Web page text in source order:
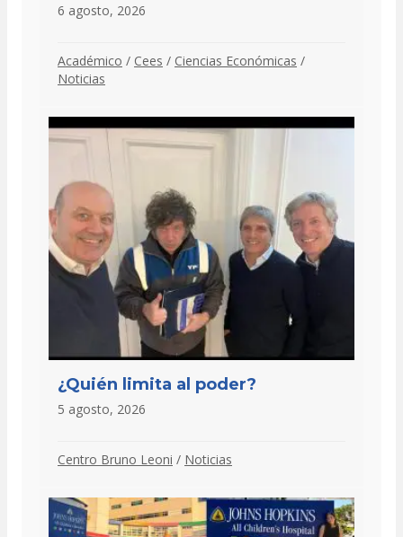
6 agosto, 2026
Académico / Cees / Ciencias Económicas /
Noticias
¿Quién limita al poder?
5 agosto, 2026
Centro Bruno Leoni / Noticias